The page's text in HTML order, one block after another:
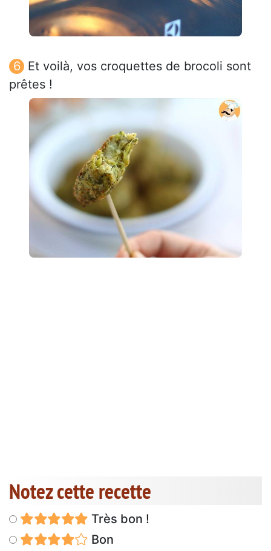
Et voilà, vos croquettes de brocoli sont
prêtes !
Notez cette recette
Très bon !
Bon